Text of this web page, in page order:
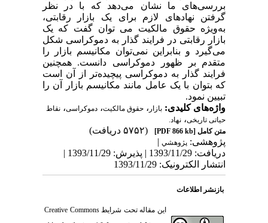
بررسی‌های ما نشان می‌دهد که با در نظر
گرفتن نهادهای لازم برای یک بازار رقابتی،
به‌ویژه حقوق مالکیت می توان گفت که یک
بازار رقابتی در فرایند گذار به دموکراسی شکل
می‌گیرد و بنابراین نمی‌توان مکانیسم بازار را
متقدم بر ظهور دموکراسی دانست. همچنین
فرایند گذار به دموکراسی پیچیده‌تر از آن است
که بتوان با یک عامل مانند مکانیسم بازار آن را
تبیین نمود.
واژه‌های کلیدی: بازار ، حقوق مالکیت، دموکراسی، نقاط
حیاتی تاریخی، نهاد.
متن کامل[PDF 866 kb]
(۵۷۵۲ دریافت)
پژوهشی: پژوهشي|
دریافت: 1393/11/29 | پذیرش: 1393/11/29 |
انتشار الکترونیک: 1393/11/29
بازنشر اطلاعات
این مقاله تحت شرایطCreative Commons